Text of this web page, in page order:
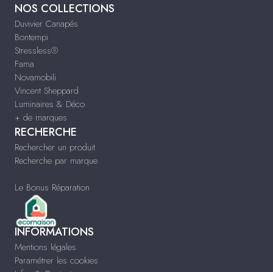
NOS COLLECTIONS
Duvivier Canapés
Bontempi
Stressless®
Fama
Novamobili
Vincent Sheppard
Luminaires & Déco
+ de marques
RECHERCHE
Rechercher un produit
Recherche par marque
Le Bonus Réparation
INFORMATIONS
Mentions légales
Paramétrer les cookies